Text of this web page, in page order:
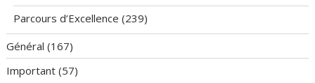
Parcours d’Excellence (239)
Général (167)
Important (57)